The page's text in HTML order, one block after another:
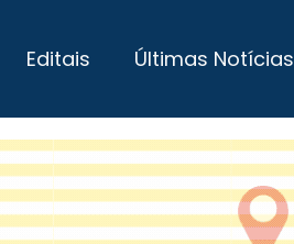
Editais Últimas Notícias